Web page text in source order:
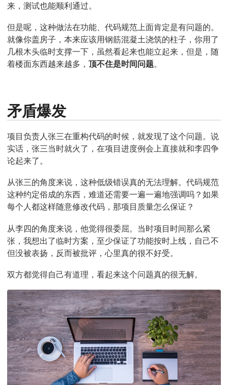
来，测试也能顺利通过。
但是呢，这种做法在功能、代码规范上面肯定是有问题的。
就像你盖房子，本来应该用钢筋混凝土浇筑的柱子，你用了
几根木头临时支撑一下，虽然看起来也能立起来，但是，随
着楼面东西越来越多， 顶不住是时间问题。
矛盾爆发
项目负责人张三在重构代码的时候，就发现了这个问题。说
实话，张三当时就火了，在项目进度例会上直接就和李四争
论起来了。
从张三的角度来说，这种低级错误真的无法理解。代码规范
这种约定俗成的东西，难道还需要一遍一遍地强调吗？如果
每个人都这样随意修改代码，那项目质量怎么保证？
从李四的角度来说，他觉得很委屈。当时项目时间那么紧
张，我想出了临时方案，至少保证了功能按时上线，自己不
但没被表扬，反而被批评，心里真的很不好受。
双方都觉得自己有道理，看起来这个问题真的很无解。